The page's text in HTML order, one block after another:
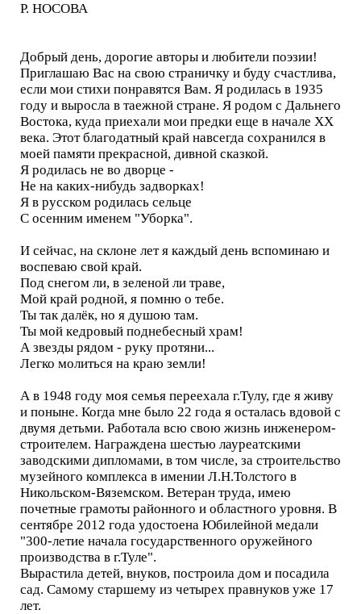
Р. НОСОВА
Добрый день, дорогие авторы и любители поэзии!
Приглашаю Вас на свою страничку и буду счастлива,
если мои стихи понравятся Вам. Я родилась в 1935
году и выросла в таежной стране. Я родом с Дальнего
Востока, куда приехали мои предки еще в начале ХХ
века. Этот благодатный край навсегда сохранился в
моей памяти прекрасной, дивной сказкой.
Я родилась не во дворце -
Не на каких-нибудь задворках!
Я в русском родилась сельце
С осенним именем "Уборка".
И сейчас, на склоне лет я каждый день вспоминаю и
воспеваю свой край.
Под снегом ли, в зеленой ли траве,
Мой край родной, я помню о тебе.
Ты так далёк, но я душою там.
Ты мой кедровый поднебесный храм!
А звезды рядом - руку протяни...
Легко молиться на краю земли!
А в 1948 году моя семья переехала г.Тулу, где я живу
и поныне. Когда мне было 22 года я осталась вдовой с
двумя детьми. Работала всю свою жизнь инженером-
строителем. Награждена шестью лауреатскими
заводскими дипломами, в том числе, за строительство
музейного комплекса в имении Л.Н.Толстого в
Никольском-Вяземском. Ветеран труда, имею
почетные грамоты районного и областного уровня. В
сентябре 2012 года удостоена Юбилейной медали
"300-летие начала государственного оружейного
производства в г.Туле".
Вырастила детей, внуков, построила дом и посадила
сад. Самому старшему из четырех правнуков уже 17
лет.